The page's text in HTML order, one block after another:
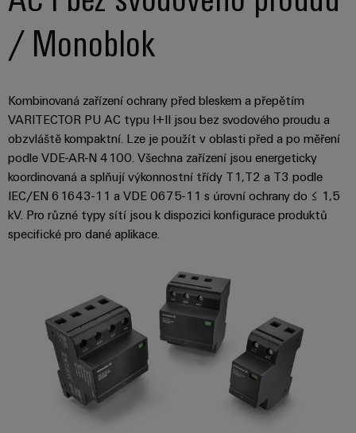
/ Monoblok
Kombinovaná zařízení ochrany před bleskem a přepětím
VARITECTOR PU AC typu I+II jsou bez svodového proudu a
obzvláště kompaktní. Lze je použít v oblasti před a po měření
podle VDE-AR-N 4100. Všechna zařízení jsou energeticky
koordinovaná a splňují výkonnostní třídy T1,T2 a T3 podle
IEC/EN 61643-11 a VDE 0675-11 s úrovní ochrany do ≤ 1,5
kV. Pro různé typy sítí jsou k dispozici konfigurace produktů
specifické pro dané aplikace.